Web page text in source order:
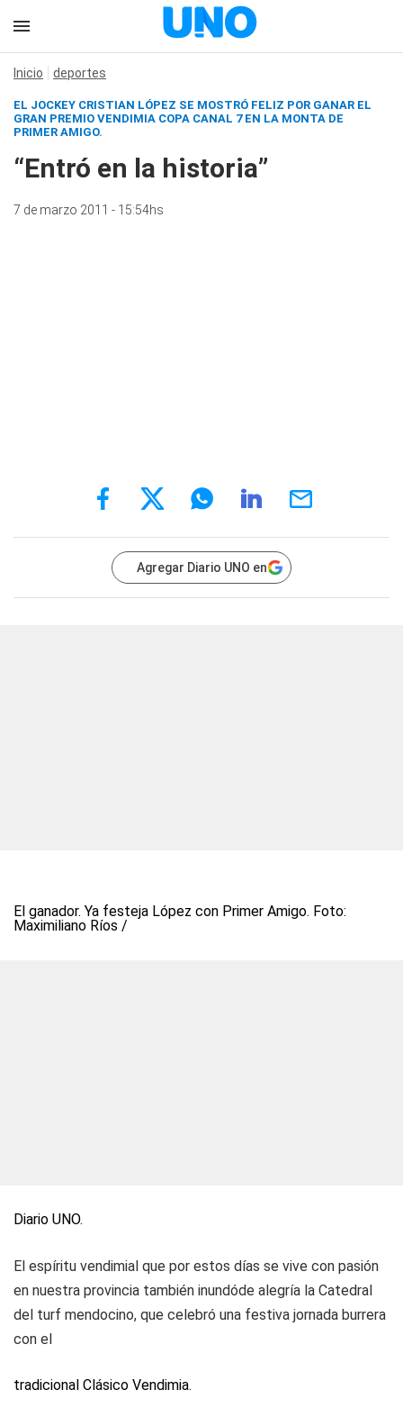
Inicio deportes
EL JOCKEY CRISTIAN LÓPEZ SE MOSTRÓ FELIZ POR GANAR EL
GRAN PREMIO VENDIMIA COPA CANAL 7 EN LA MONTA DE
PRIMER AMIGO.
“Entró en la historia”
7 de marzo 2011 - 15:54hs
Agregar Diario UNO en
El ganador. Ya festeja López con Primer Amigo. Foto:
Maximiliano Ríos /
Diario UNO.
El espíritu vendimial que por estos días se vive con pasión
en nuestra provincia también inundóde alegría la Catedral
del turf mendocino, que celebró una festiva jornada burrera
con el
tradicional Clásico Vendimia.